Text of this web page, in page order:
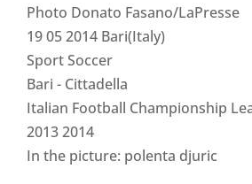
Photo Donato Fasano/LaPresse
19 05 2014 Bari(Italy)
Sport Soccer
Bari - Cittadella
Italian Football Championship
2013 2014
In the picture: polenta djuric